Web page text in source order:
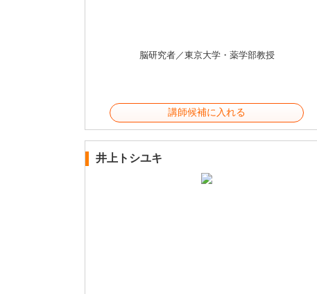
脳研究者／東京大学・薬学部教授
講師候補に入れる
井上トシユキ